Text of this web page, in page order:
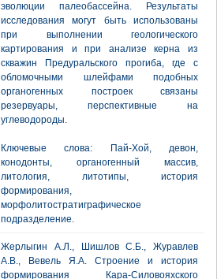
эволюции палеобассейна. Результаты
исследования могут быть использованы
при выполнении геологического
картирования и при анализе керна из
скважин Предуральского прогиба, где с
обломочными шлейфами подобных
органогенных построек связаны
резервуары, перспективные на
углеводороды.
Ключевые слова: Пай-Хой, девон,
конодонты, органогенный массив,
литология, литотипы, история
формирования,
морфолитостратиграфическое
подразделение.
Жерлыгин А.Л., Шишлов С.Б., Журавлев
А.В., Вевель Я.А. Строение и история
формирования Кара-Силовояхского